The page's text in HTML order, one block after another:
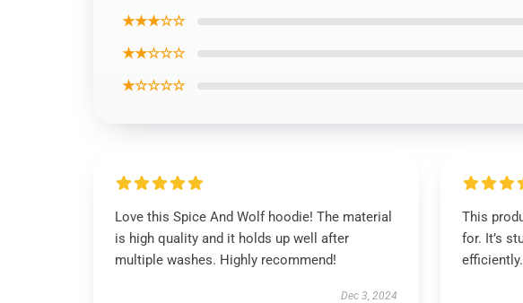
★★★☆☆
★★☆☆☆
★☆☆☆☆
Love this Spice And Wolf hoodie! The material
is high quality and it holds up well after
multiple washes. Highly recommend!
Dec 3, 2024
This
for. It’s
efficiently.